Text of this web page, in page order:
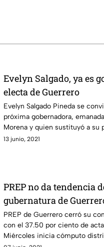
Evelyn Salgado, ya es
electa de Guerrero
Evelyn Salgado Pineda se
próxima gobernadora,
Morena y quien sustituyó a su
Macedonio.
13 junio, 2021
PREP no da tendencia
gubernatura de
PREP de Guerrero cerró su
con el 37.50 por ciento de
Miércoles inicia cómputo